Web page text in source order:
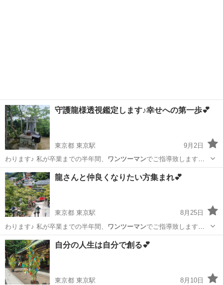
守護龍様透視鑑定します♪幸せへの第一歩💕
東京都 東京駅
9月2日
わります♪ 私が卒業までの半年間、 ワンツーマンでご指導致します😊
卒業生の方は龍…
東京 中央区 東京駅 占い チャネリング
龍さんと仲良くなりたい方集まれ💕
東京都 東京駅
8月25日
わります♪ 私が卒業までの半年間、 ワンツーマンでご指導致します😊
卒業生の方は龍…
東京 中央区 東京駅 占い チャネリング
自分の人生は自分で創る💕
東京都 東京駅
8月10日